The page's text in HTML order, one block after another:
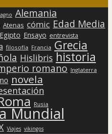
Alemania
Atenas cómic Edad Media
Egipto Ensayo entrevista
filosofía Francia Grecia
Hislibris historia
romano Inglaterra
novela
Rusia
Mundial
Viajes vikingos